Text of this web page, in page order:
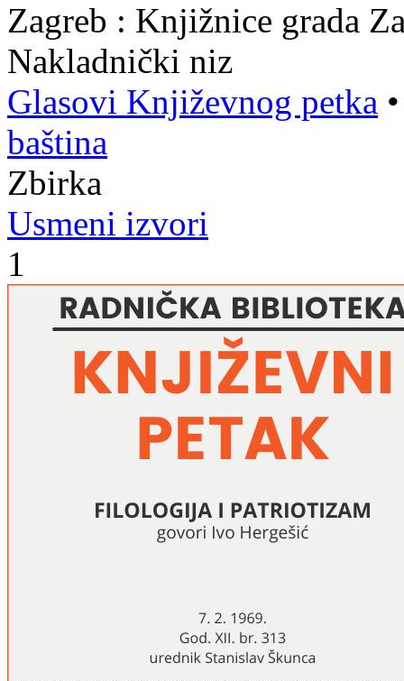
Zagreb : Knjižnice grada
Nakladnički niz
Glasovi Književnog petka
baština
Zbirka
Usmeni izvori
1